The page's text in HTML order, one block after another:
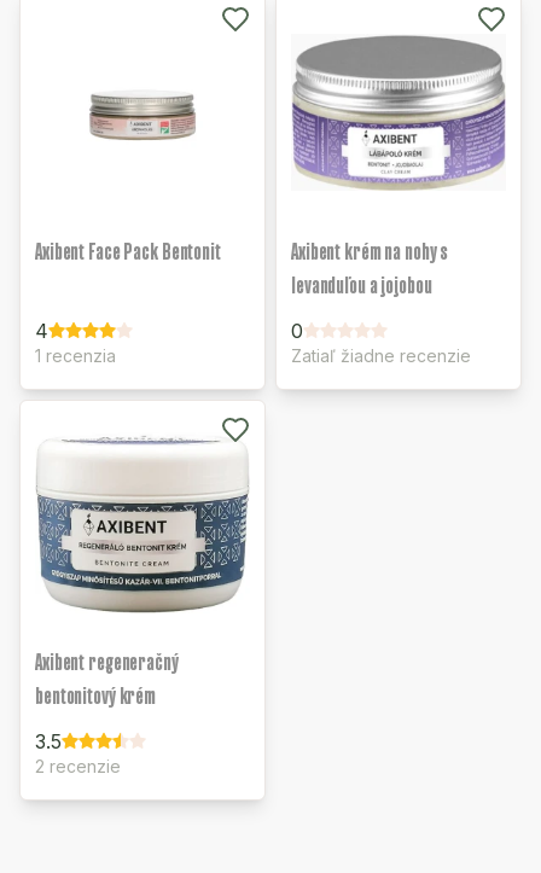
Axibent Face Pack Bentonit
4
1 recenzia
Axibent krém na nohy s
levanduľou a jojobou
0
Zatiaľ žiadne recenzie
Axibent regeneračný
bentonitový krém
3.5
2 recenzie